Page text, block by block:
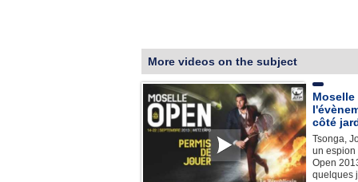
More videos on the subject
Moselle
côté
Tsonga,
un espion
Open
quelques